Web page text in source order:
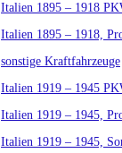
Italien 1895 – 1918
Italien 1895 – 1918,
sonstige Kraftfahrzeuge
Italien 1919 – 1945
Italien 1919 – 1945,
Italien 1919 – 1945,